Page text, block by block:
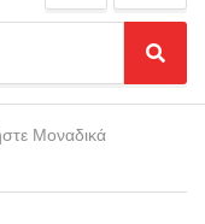
S
e
a
Μοναδικά